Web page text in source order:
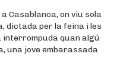
Casablanca, on viu sola
dictada per la feina i les
interrompuda quan algú
una jove embarassada